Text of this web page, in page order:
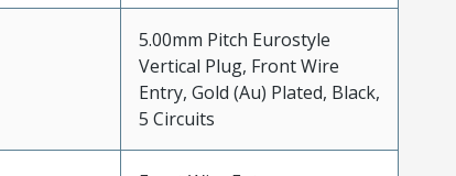
5.00mm Pitch Eurostyle
Vertical Plug, Front Wire
Entry, Gold (Au) Plated, Black,
5 Circuits